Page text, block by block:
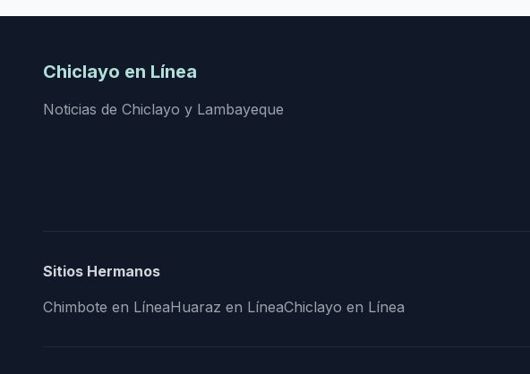
Chiclayo en Línea
Noticias de Chiclayo y Lambayeque
Sitios Hermanos
Chimbote en LíneaHuaraz en LíneaChiclayo en Línea